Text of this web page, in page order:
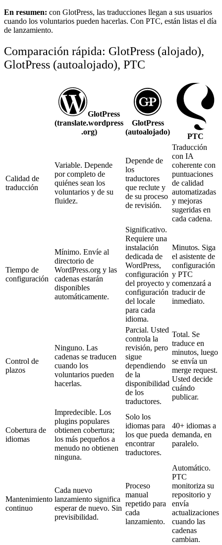
En resumen: con GlotPress, las traducciones llegan a sus usuarios
cuando los voluntarios pueden hacerlas. Con PTC, están listas el día
de lanzamiento.
Comparación rápida: GlotPress (alojado),
GlotPress (autoalojado), PTC
GlotPress
(translate.wordpress
.org)
GlotPress
(autoalojado)
PTC
Calidad de
traducción
Variable. Depende
por completo de
quiénes sean los
voluntarios y de su
fluidez.
Depende de
los
traductores
que reclute y
de su proceso
de revisión.
Traducción
con IA
coherente con
puntuaciones
de calidad
automatizadas
y mejoras
sugeridas en
cada cadena.
Tiempo de
configuración
Mínimo. Envíe al
directorio de
WordPress.org y las
cadenas estarán
disponibles
automáticamente.
Significativo.
Requiere una
instalación
dedicada de
WordPress,
configuración
del proyecto y
configuración
del locale
para cada
idioma.
Minutos. Siga
el asistente de
configuración
y PTC
comenzará a
traducir de
inmediato.
Control de
plazos
Ninguno. Las
cadenas se traducen
cuando los
voluntarios pueden
hacerlas.
Parcial. Usted
controla la
revisión, pero
sigue
dependiendo
de la
disponibilidad
de los
traductores.
Total. Se
traduce en
minutos, luego
se envía un
merge request.
Usted decide
cuándo
publicar.
Cobertura de
idiomas
Impredecible. Los
plugins populares
obtienen cobertura;
los más pequeños a
menudo no obtienen
ninguna.
Solo los
idiomas para
los que pueda
encontrar
traductores.
40+ idiomas a
demanda, en
paralelo.
Mantenimiento
continuo
Cada nuevo
lanzamiento significa
esperar de nuevo. Sin
previsibilidad.
Proceso
manual
repetido para
cada
lanzamiento.
Automático.
PTC
monitoriza su
repositorio y
envía
actualizaciones
cuando las
cadenas
cambian.